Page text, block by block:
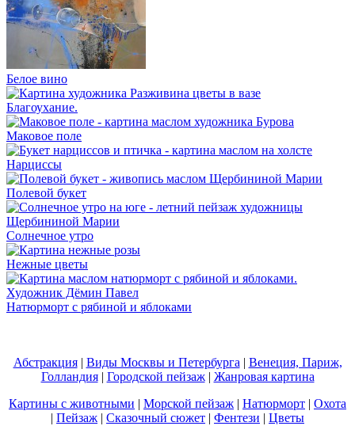
Белое вино
Благоухание.
Маковое поле
Нарциссы
Полевой букет
Солнечное утро
Нежные цветы
Натюрморт с рябиной и яблоками
Абстракция| Виды Москвы и Петербурга | Венеция, Париж,
Голландия| Городской пейзаж| Жанровая картина
Картины с животными | Морской пейзаж | Натюрморт | Охота
| Пейзаж | Сказочный сюжет | Фентези | Цветы